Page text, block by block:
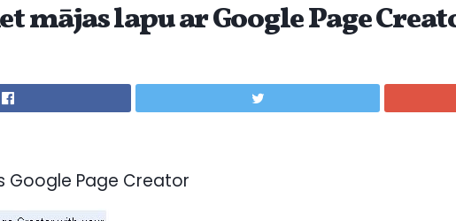
mājas lapu ar Google Page
Google Page Creator